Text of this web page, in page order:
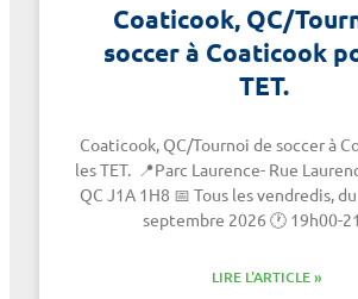
Coaticook, QC/
soccer à Coaticook
TET.
Coaticook, QC/Tournoi de soccer à
les TET. 📍Parc Laurence- Rue
QC J1A 1H8 📅 Tous les vendredis,
septembre 2026 🕐 19h00-
LIRE L'ARTICLE »